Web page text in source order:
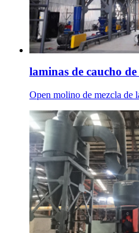
laminas de caucho
Open molino de mezcla de